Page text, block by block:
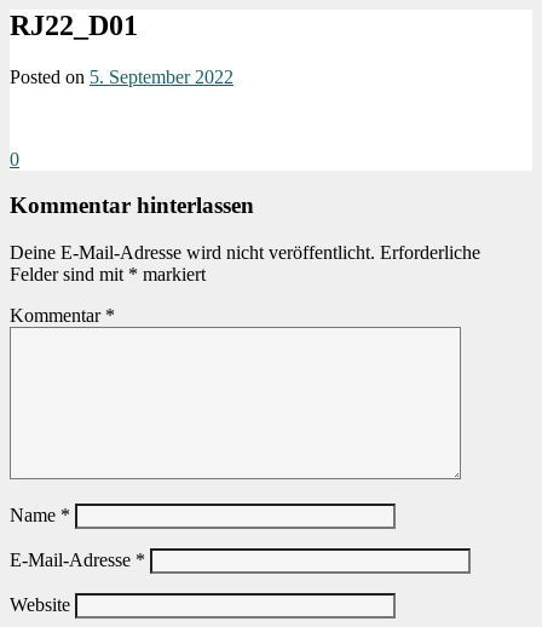
RJ22_D01
Posted on 5. September 2022
0
Kommentar hinterlassen
Deine E-Mail-Adresse wird nicht veröffentlicht. Erforderliche
Felder sind mit * markiert
Kommentar *
Name *
E-Mail-Adresse *
Website